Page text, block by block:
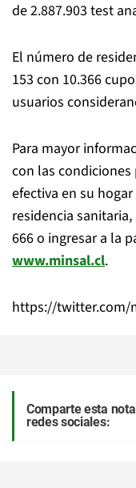
de 2.887.903 test
El número de
153 con 10.366
usuarios
Para mayor
con las
efectiva en su
residencia
666 o ingresar a la
www.minsal.cl.
https://twitter.com/
Comparte esta
redes sociales: